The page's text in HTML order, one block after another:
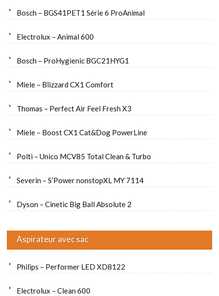
Bosch – BGS41PET1 Série 6 ProAnimal
Electrolux – Animal 600
Bosch – ProHygienic BGC21HYG1
Miele – Blizzard CX1 Comfort
Thomas – Perfect Air Feel Fresh X3
Miele – Boost CX1 Cat&Dog PowerLine
Polti – Unico MCV85 Total Clean & Turbo
Severin – S’Power nonstopXL MY 7114
Dyson – Cinetic Big Ball Absolute 2
Aspirateur avec sac
Philips – Performer LED XD8122
Electrolux – Clean 600